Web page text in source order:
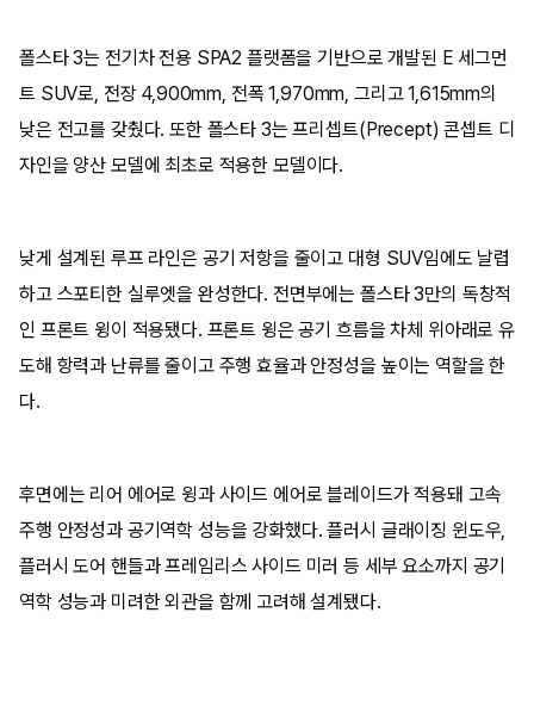
폴스타 3는 전기차 전용 SPA2 플랫폼을 기반으로 개발된 E 세그먼
트 SUV로, 전장 4,900mm, 전폭 1,970mm, 그리고 1,615mm의
낮은 전고를 갖췄다. 또한 폴스타 3는 프리셉트(Precept) 콘셉트 디
자인을 양산 모델에 최초로 적용한 모델이다.
낮게 설계된 루프 라인은 공기 저항을 줄이고 대형 SUV임에도 날렵
하고 스포티한 실루엣을 완성한다. 전면부에는 폴스타 3만의 독창적
인 프론트 윙이 적용됐다. 프론트 윙은 공기 흐름을 차체 위아래로 유
도해 항력과 난류를 줄이고 주행 효율과 안정성을 높이는 역할을 한
다.
후면에는 리어 에어로 윙과 사이드 에어로 블레이드가 적용돼 고속
주행 안정성과 공기역학 성능을 강화했다. 플러시 글래이징 윈도우,
플러시 도어 핸들과 프레임리스 사이드 미러 등 세부 요소까지 공기
역학 성능과 미려한 외관을 함께 고려해 설계됐다.